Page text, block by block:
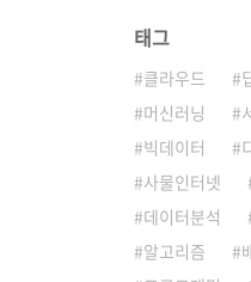
태그
클라우드
머신러닝
빅데이터
사물인터넷
데이터분석
알고리즘